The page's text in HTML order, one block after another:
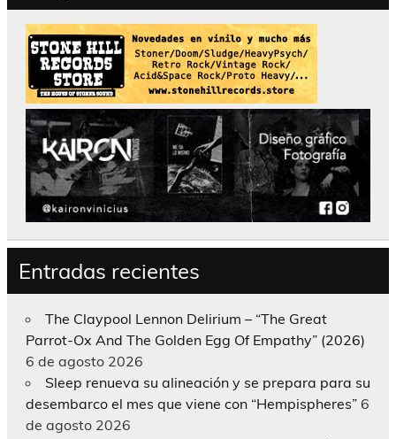
Entradas recientes
The Claypool Lennon Delirium – “The Great
Parrot-Ox And The Golden Egg Of Empathy” (2026)
6 de agosto 2026
Sleep renueva su alineación y se prepara para su
desembarco el mes que viene con “Hempispheres” 6
de agosto 2026